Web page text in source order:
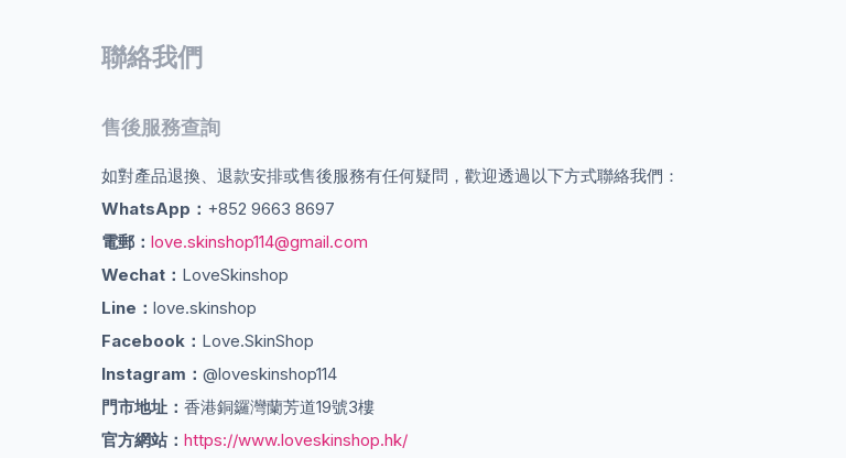
聯絡我們
售後服務查詢
如對產品退換、退款安排或售後服務有任何疑問，歡迎透過以下方式聯絡我們：
WhatsApp： +852 9663 8697
電郵： love.skinshop114@gmail.com
Wechat： LoveSkinshop
Line： love.skinshop
Facebook： Love.SkinShop
Instagram： @loveskinshop114
門市地址： 香港銅鑼灣蘭芳道19號3樓
官方網站： https://www.loveskinshop.hk/